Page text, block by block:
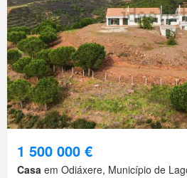
1 500 000 €
Casa em Odiáxere, Município de